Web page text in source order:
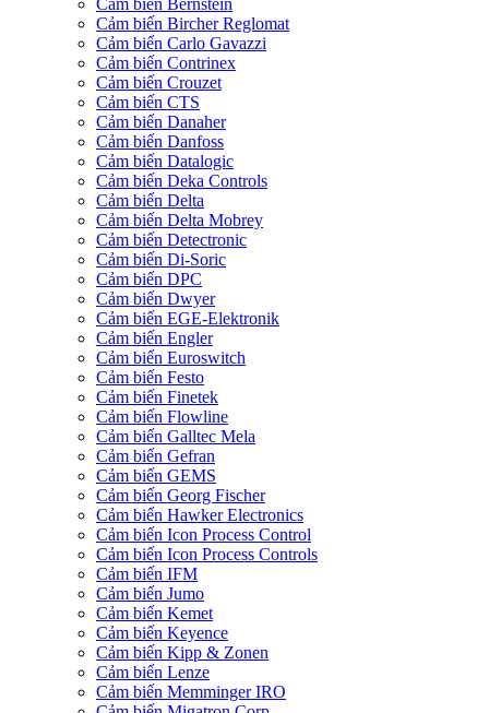
Cảm biến Bircher Reglomat
Cảm biến Carlo Gavazzi
Cảm biến Contrinex
Cảm biến Crouzet
Cảm biến CTS
Cảm biến Danaher
Cảm biến Danfoss
Cảm biến Datalogic
Cảm biến Deka Controls
Cảm biến Delta
Cảm biến Delta Mobrey
Cảm biến Detectronic
Cảm biến Di-Soric
Cảm biến DPC
Cảm biến Dwyer
Cảm biến EGE-Elektronik
Cảm biến Engler
Cảm biến Euroswitch
Cảm biến Festo
Cảm biến Finetek
Cảm biến Flowline
Cảm biến Galltec Mela
Cảm biến Gefran
Cảm biến GEMS
Cảm biến Georg Fischer
Cảm biến Hawker Electronics
Cảm biến Icon Process Control
Cảm biến Icon Process Controls
Cảm biến IFM
Cảm biến Jumo
Cảm biến Kemet
Cảm biến Keyence
Cảm biến Kipp & Zonen
Cảm biến Lenze
Cảm biến Memminger IRO